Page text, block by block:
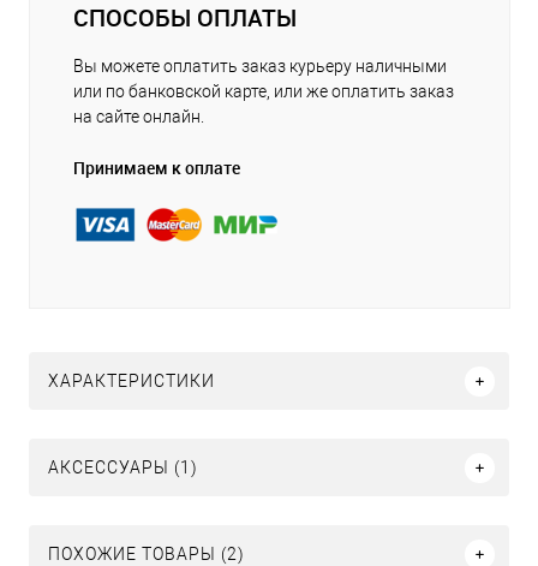
СПОСОБЫ ОПЛАТЫ
Вы можете оплатить заказ курьеру наличными
или по банковской карте, или же оплатить заказ
на сайте онлайн.
Принимаем к оплате
ХАРАКТЕРИСТИКИ
АКСЕССУАРЫ (1)
ПОХОЖИЕ ТОВАРЫ (2)